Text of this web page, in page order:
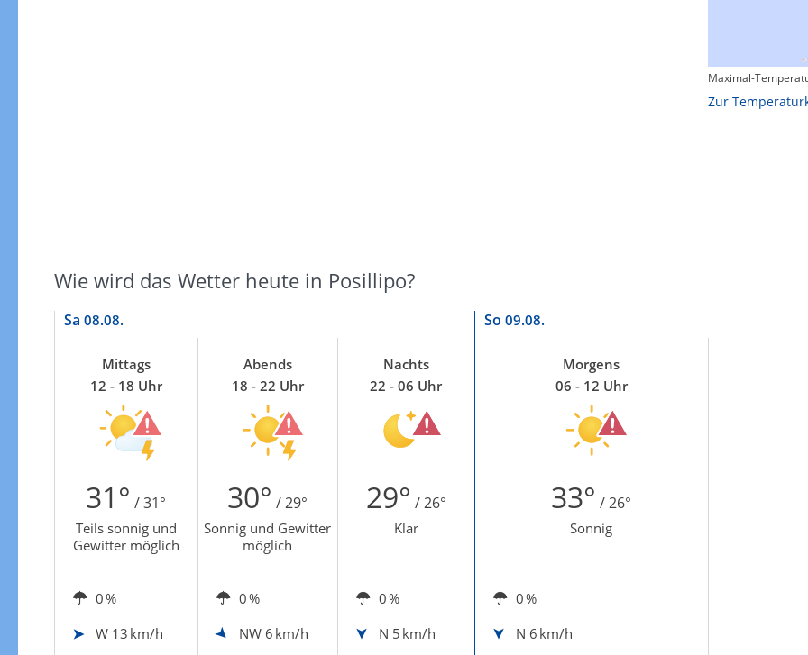
Wie wird das Wetter heute in Posillipo?
Sa 08.08. So 09.08.
Mittags
12 - 18 Uhr
Abends
18 - 22 Uhr
Nachts
22 - 06 Uhr
Morgens
06 - 12 Uhr
31° / 31° 30° / 29° 29° / 26° 33° / 26°
Teils sonnig und
Gewitter möglich
Sonnig und Gewitter
möglich
Klar Sonnig
0 % 0 % 0 %
0 %
W 13 km/h NW 6 km/h N 5 km/h N 6 km/h
Maximal-
Zur